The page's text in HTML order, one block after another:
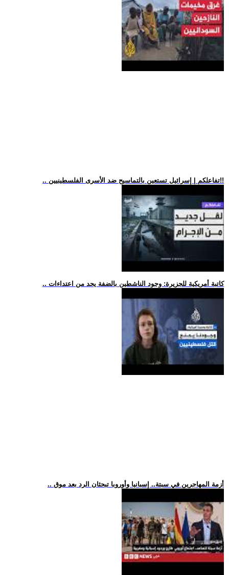
.. تفاعلكم | إسرائيل تستعين بالتماسيح ضد الأسرى الفلسطينيين!!
.. كاتبة أمريكية للجزيرة: وجود الناشطين بالضفة يحد من اعتداءات
.. أزمة المهاجرين في سبتة.. إسبانيا وأوروبا تبحثان الرد بعد موق